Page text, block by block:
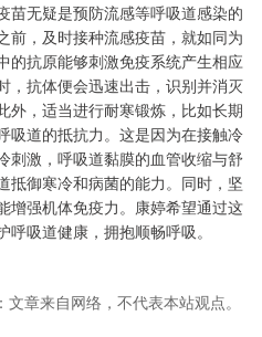
苗无疑是预防流感等呼吸道感染的
前，及时接种流感疫苗，就如同为
的抗原能够刺激免疫系统产生相应
，抗体便会迅速出击，识别并消灭
外，适当进行耐寒锻炼，比如长期
吸道的抵抗力。这是因为在接触冷
刺激，呼吸道黏膜的血管收缩与舒
抵御寒冷和病菌的能力。同时，坚
增强机体免疫力。康婷希望通过这
吸道健康，拥抱顺畅呼吸。
文章来自网络，不代表本站观点。